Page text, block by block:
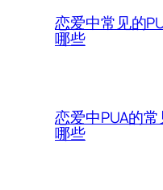
恋爱中常见的
哪些
恋爱中PUA的
哪些